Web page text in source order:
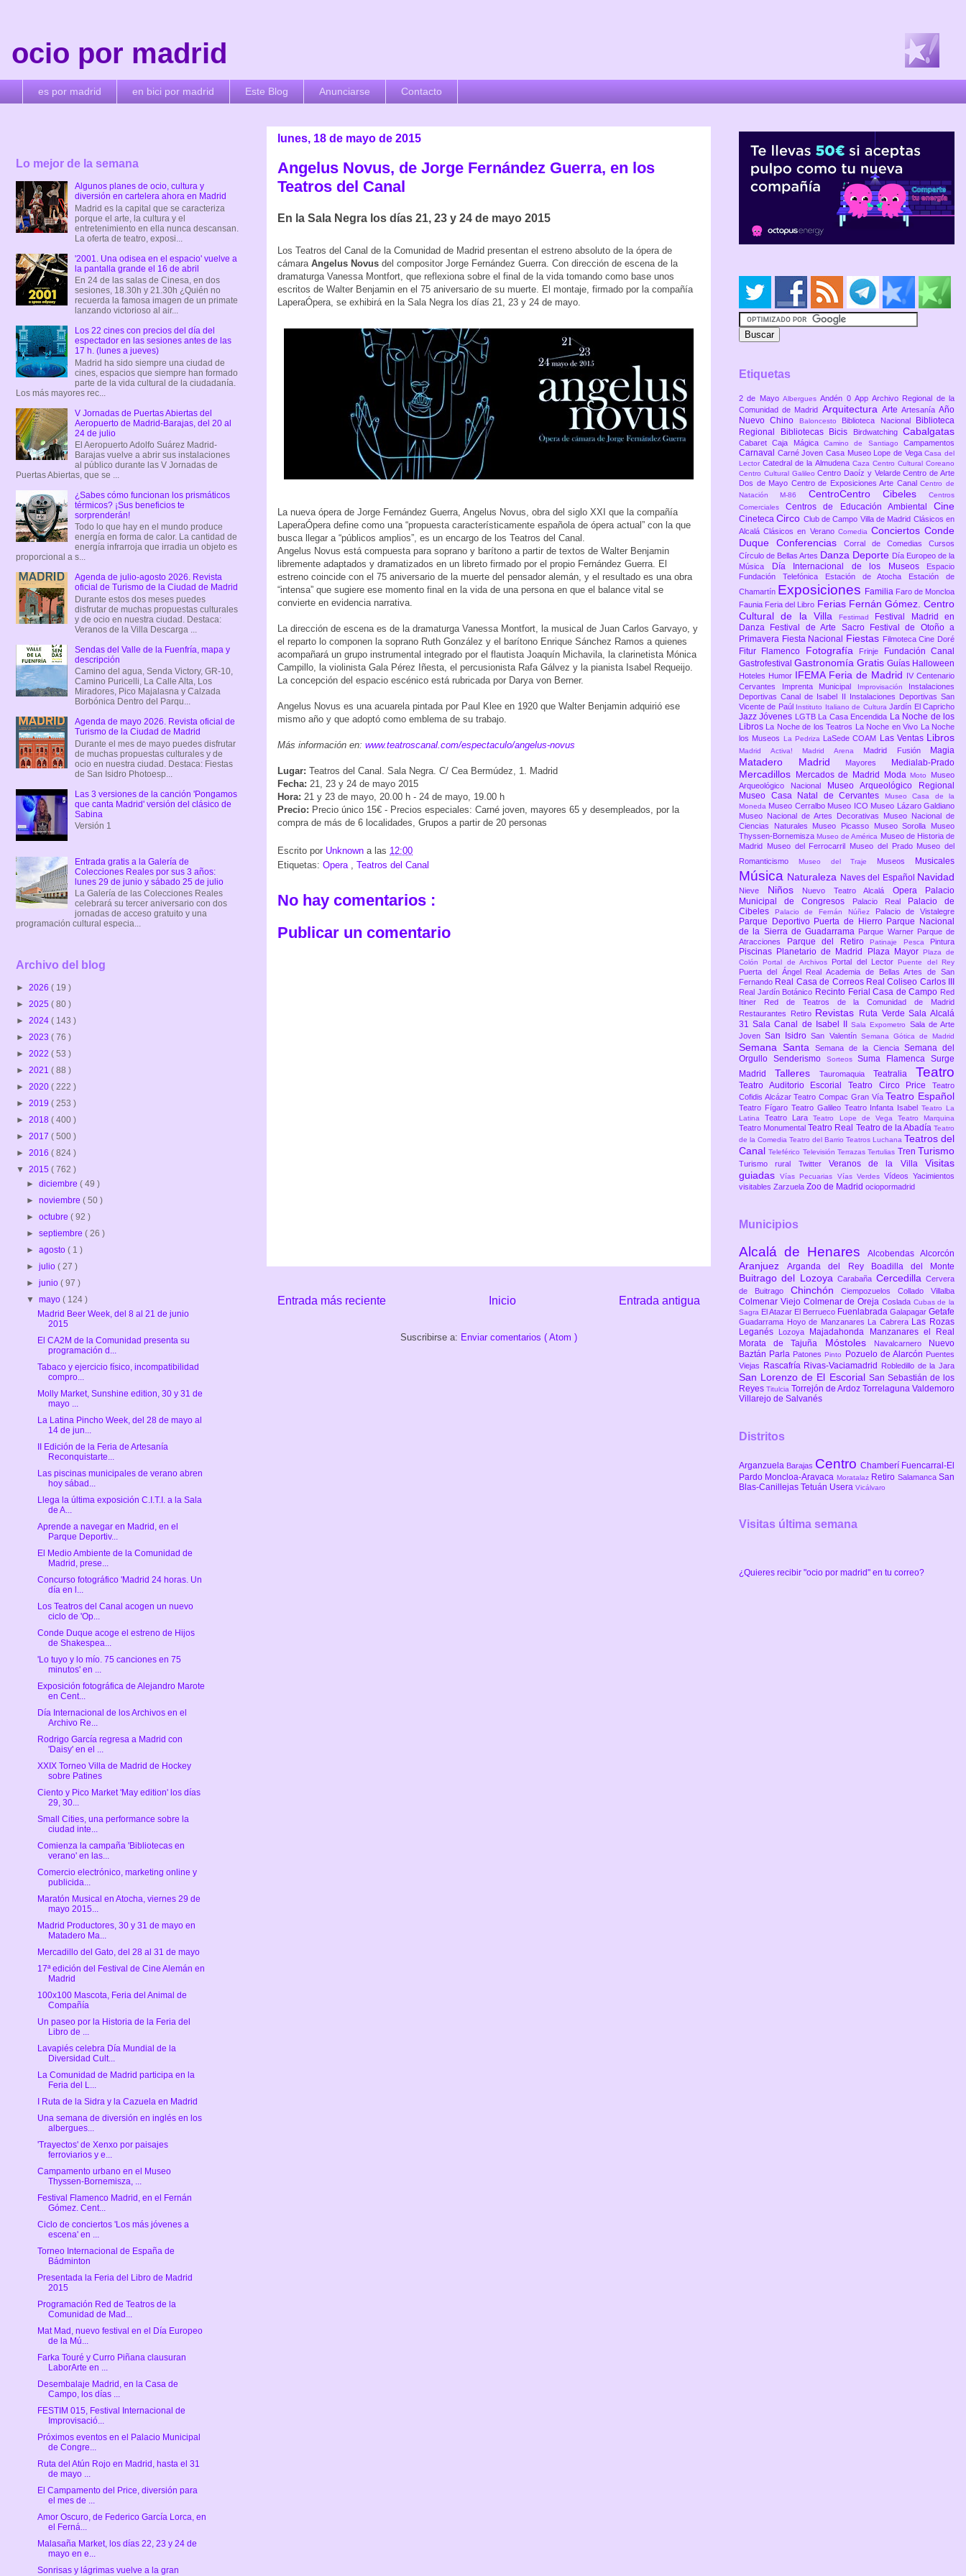
ocio por madrid
es por madrid en bici por madrid Este Blog Anunciarse Contacto
lunes, 18 de mayo de 2015
Angelus Novus, de Jorge Fernández Guerra, en los
Teatros del Canal
En la Sala Negra los días 21, 23 y 24 de mayo 2015
Los Teatros del Canal de la Comunidad de Madrid presentan el estreno absoluto de la ópera de
cámara Angelus Novus del compositor Jorge Fernández Guerra. Con dirección de escena de la
dramaturga Vanessa Montfort, que reflexiona sobre el final de la vida tomando como base unos
escritos de Walter Benjamin en el 75 aniversario de su muerte. El montaje, firmado por la compañía
LaperaÓpera, se exhibirá en la Sala Negra los días 21, 23 y 24 de mayo.
La nueva ópera de Jorge Fernández Guerra, Angelus Novus, obra del siglo XXI que la compañía
LaperaÓpera define como una “propuesta característicamente española de ópera actual” con la que
busca llegar a “públicos amplios”, es un encargo de los Teatros del Canal.
Angelus Novus está compuesta para soprano y barítono a partir de textos de Walter Benjamin
libremente adaptados y dramatizados en un libreto firmado por el propio Fernández Guerra. El
estreno coincide con el 75 aniversario de la muerte del pensador alemán, y el resultado es una obra
“intensa” que sugiere ese momento final en la vida de una persona en que el balance vital se
convierte en evidencia narrativa.
La dirección de escena es de la dramaturga Vanessa Montfort, la musical de Juan Carlos Garvayo, y
el reparto lo componen la soprano Ruth González y el barítono Enrique Sánchez Ramos a quienes
acompañará un grupo instrumental integrado por el flautista Joaquín Michavila, la clarinetista Mónica
Campillo, la violinista Gala Pérez Iñesta, el percusionista Rafa Gálvez y la pianista Isabel Requeijo.
La concepción del espacio escénico está rubricada por Darya von Berner.
Angelus Novus es una acuarela pintada por Paul Klee en 1920 que Walter Benjamin adquirió ese
mismo año y que adoptó como emblema de su trabajo.
Más información en: www.teatroscanal.com/espectaculo/angelus-novus
Lugar: Teatros del Canal. Sala Negra. C/ Cea Bermúdez, 1. Madrid
Fecha: 21, 23 y 24 de mayo 2015
Hora: 21 y 23 de mayo, 20.00 h - 24 de mayo, 19.00 h
Precio: Precio único 15€ - Precios especiales: Carné joven, mayores 65 y desempleados, por la
compra de más de 6 localidades, Grupos a partir de 20 personas
Escrito por Unknown a las 12:00
Etiquetas: Opera Teatros del Canal
No hay comentarios :
Publicar un comentario
Entrada más reciente Entrada antigua
Inicio
Suscribirse a: Enviar comentarios ( Atom )
Lo mejor de la semana
Algunos planes de ocio, cultura y
diversión en cartelera ahora en Madrid
Madrid es la capital que se caracteriza
porque el arte, la cultura y el
entretenimiento en ella nunca descansan.
La oferta de teatro, exposi...
'2001. Una odisea en el espacio' vuelve a
la pantalla grande el 16 de abril
En 24 de las salas de Cinesa, en dos
sesiones, 18.30h y 21.30h ¿Quién no
recuerda la famosa imagen de un primate
lanzando victorioso al air...
Los 22 cines con precios del día del
espectador en las sesiones antes de las
17 h. (lunes a jueves)
Madrid ha sido siempre una ciudad de
cines, espacios que siempre han formado
parte de la vida cultural de la ciudadanía.
Los más mayores rec...
V Jornadas de Puertas Abiertas del
Aeropuerto de Madrid-Barajas, del 20 al
24 de julio
El Aeropuerto Adolfo Suárez Madrid-
Barajas vuelve a abrir sus instalaciones
al público durante las V Jornadas de
Puertas Abiertas, que se ...
¿Sabes cómo funcionan los prismáticos
térmicos? ¡Sus beneficios te
sorprenderán!
Todo lo que hay en el mundo produce
energía en forma de calor. La cantidad de
energía infrarroja que irradia un objeto es
proporcional a s...
Agenda de julio-agosto 2026. Revista
oficial de Turismo de la Ciudad de Madrid
Durante estos dos meses puedes
disfrutar de muchas propuestas culturales
y de ocio en nuestra ciudad. Destaca:
Veranos de la Villa Descarga ...
Sendas del Valle de la Fuenfría, mapa y
descripción
Camino del agua, Senda Victory, GR-10,
Camino Puricelli, La Calle Alta, Los
Miradores, Pico Majalasna y Calzada
Borbónica Dentro del Parqu...
Agenda de mayo 2026. Revista oficial de
Turismo de la Ciudad de Madrid
Durante el mes de mayo puedes disfrutar
de muchas propuestas culturales y de
ocio en nuestra ciudad. Destaca: Fiestas
de San Isidro Photoesp...
Las 3 versiones de la canción 'Pongamos
que canta Madrid' versión del clásico de
Sabina
Versión 1
Entrada gratis a la Galería de
Colecciones Reales por sus 3 años:
lunes 29 de junio y sábado 25 de julio
La Galería de las Colecciones Reales
celebrará su tercer aniversario con dos
jornadas de acceso gratuito y una
programación cultural especia...
Archivo del blog
► 2026 ( 19 )
► 2025 ( 80 )
► 2024 ( 143 )
► 2023 ( 76 )
► 2022 ( 53 )
► 2021 ( 88 )
► 2020 ( 222 )
► 2019 ( 253 )
► 2018 ( 400 )
► 2017 ( 500 )
► 2016 ( 824 )
▼ 2015 ( 762 )
►diciembre( 49 )
►noviembre( 50 )
►octubre( 92 )
►septiembre( 26 )
►agosto( 1 )
►julio( 27 )
►junio( 97 )
▼mayo( 124 )
Madrid Beer Week, del 8 al 21 de junio
2015
El CA2M de la Comunidad presenta su
programación d...
Tabaco y ejercicio físico, incompatibilidad
compro...
Molly Market, ‎Sunshine‬ edition, 30 y 31 de
mayo ...
La Latina Pincho Week, del 28 de mayo al
14 de jun...
II Edición de la Feria de Artesanía
Reconquistarte...
Las piscinas municipales de verano abren
hoy sábad...
Llega la última exposición C.I.T.I. a la Sala
de A...
Aprende a navegar en Madrid, en el
Parque Deportiv...
El Medio Ambiente de la Comunidad de
Madrid, prese...
Concurso fotográfico 'Madrid 24 horas. Un
día en l...
Los Teatros del Canal acogen un nuevo
ciclo de 'Op...
Conde Duque acoge el estreno de Hijos
de Shakespea...
'Lo tuyo y lo mío. 75 canciones en 75
minutos' en ...
Exposición fotográfica de Alejandro Marote
en Cent...
Día Internacional de los Archivos en el
Archivo Re...
Rodrigo García regresa a Madrid con
'Daisy' en el ...
XXIX Torneo Villa de Madrid de Hockey
sobre Patines
Ciento y Pico Market 'May edition' los días
29, 30...
Small Cities, una performance sobre la
ciudad inte...
Comienza la campaña 'Bibliotecas en
verano' en las...
Comercio electrónico, marketing online y
publicida...
Maratón Musical en Atocha, viernes 29 de
mayo 2015...
Madrid Productores, 30 y 31 de mayo en
Matadero Ma...
Mercadillo del Gato, del 28 al 31 de mayo
17ª edición del Festival de Cine Alemán en
Madrid
100x100 Mascota, Feria del Animal de
Compañía
Un paseo por la Historia de la Feria del
Libro de ...
Lavapiés celebra Día Mundial de la
Diversidad Cult...
La Comunidad de Madrid participa en la
Feria del L...
I Ruta de la Sidra y la Cazuela en Madrid
Una semana de diversión en inglés en los
albergues...
'Trayectos' de Xenxo por paisajes
ferroviarios y e...
Campamento urbano en el Museo
Thyssen-Bornemisza, ...
Festival Flamenco Madrid, en el Fernán
Gómez. Cent...
Ciclo de conciertos 'Los más jóvenes a
escena' en ...
Torneo Internacional de España de
Bádminton
Presentada la Feria del Libro de Madrid
2015
Programación Red de Teatros de la
Comunidad de Mad...
Mat Mad, nuevo festival en el Día Europeo
de la Mú...
Farka Touré y Curro Piñana clausuran
LaborArte en ...
Desembalaje Madrid, en la Casa de
Campo, los días ...
FESTIM 015, Festival Internacional de
Improvisació...
Próximos eventos en el Palacio Municipal
de Congre...
Ruta del Atún Rojo en Madrid, hasta el 31
de mayo ...
El Campamento del Price, diversión para
el mes de ...
Amor Oscuro, de Federico García Lorca, en
el Ferná...
Malasaña Market, los días 22, 23 y 24 de
mayo en e...
Sonrisas y lágrimas vuelve a la gran
Etiquetas
2 de Mayo AlberguesAndén 0 AppArchivo Regional de la
Comunidad de Madrid Arquitectura Arte ArtesaníaAño
Nuevo Chino
Baloncesto Biblioteca Nacional
Biblioteca
Regional
Bibliotecas Bicis Birdwatching Cabalgatas
CabaretCaja MágicaCamino de SantiagoCampamentos
Carnaval Carné JovenCasa Museo Lope de VegaCasa del
LectorCatedral de la Almudena Caza Centro Cultural Coreano
Centro Cultural GalileoCentro Daoíz y VelardeCentro de Arte
Dos de Mayo Centro de Exposiciones Arte CanalCentro de
Natación M-86 CentroCentro Cibeles
Centros
ComercialesCentros de Educación AmbientalCine
CinetecaCirco Club de Campo Villa de Madrid Clásicos en
AlcaláClásicos en Verano Comedia ConciertosConde
Duque Conferencias Corral de Comedias Cursos
Círculo de Bellas Artes Danza Deporte Día Europeo de la
Música
Día Internacional de los Museos
Espacio
Fundación Telefónica
Estación de Atocha
Estación de
Chamartín Exposiciones Familia Faro de Moncloa
Faunia Feria del Libro Ferias Fernán Gómez. Centro
Cultural de la VillaFestimad
Festival Madrid en
Danza
Festival de Arte Sacro
Festival de Otoño a
Primavera Fiesta Nacional Fiestas Filmoteca Cine Doré
Fitur Flamenco Fotografía Frinje
Fundación Canal
Gastrofestival Gastronomía Gratis Guías Halloween
Hoteles Humor IFEMA Feria de Madrid
IV Centenario
Cervantes
Imprenta Municipal Improvisación
Instalaciones
Deportivas Canal de Isabel II
Instalaciones Deportivas San
Vicente de Paúl
Instituto Italiano de CulturaJardín El Capricho
JazzJóvenes LGTB La Casa Encendida La Noche de los
Libros
La Noche de los Teatros La Noche en Vivo
La Noche
los Museos
La Pedriza LaSede COAM Las Ventas Libros
Madrid Activa! Madrid Arena Madrid Fusión Magia
Matadero Madrid Mayores Medialab-Prado
Mercadillos Mercados de Madrid ModaMoto Museo
Arqueológico Nacional
Museo Arqueológico Regional
Museo Casa Natal de Cervantes
Museo Casa de la
Moneda Museo Cerralbo Museo ICO Museo Lázaro Galdiano
Museo Nacional de Artes Decorativas Museo Nacional de
Ciencias Naturales Museo Picasso Museo Sorolla Museo
Thyssen-BornemiszaMuseo de América Museo de Historia de
Madrid
Museo del Ferrocarril Museo del Prado Museo del
Romanticismo
Museo del Traje Museos Musicales
Música Naturaleza Naves del Español Navidad
Nieve Niños Nuevo Teatro Alcalá Opera
Palacio
Municipal de Congresos
Palacio Real
Palacio de
Cibeles
Palacio de Fernán Núñez Palacio de Vistalegre
Parque Deportivo Puerta de Hierro Parque Nacional
de la Sierra de Guadarrama Parque Warner Parque de
Atracciones
Parque del Retiro Patinaje Pesca Pintura
Piscinas Planetario de Madrid Plaza Mayor
Plaza de
Colón Portal de Archivos Portal del LectorPuente del Rey
Puerta del Ángel
Real Academia de Bellas Artes de San
Fernando Real Casa de Correos Real Coliseo Carlos III
Real Jardín Botánico Recinto Ferial Casa de Campo Red
Itiner
Red de Teatros de la Comunidad de Madrid
Restaurantes
Retiro Revistas Ruta VerdeSala Alcalá
31Sala Canal de Isabel IISala Expometro Sala de Arte
JovenSan IsidroSan Valentín Semana Gótica de Madrid
Semana Santa Semana de la Ciencia Semana del
Orgullo Senderismo SorteosSuma FlamencaSurge
Madrid Talleres Tauromaquia Teatralia Teatro
Teatro Auditorio Escorial Teatro Circo Price Teatro
Cofidis AlcázarTeatro Compac Gran Vía Teatro Español
Teatro Fígaro Teatro Galileo Teatro Infanta IsabelTeatro La
Latina Teatro LaraTeatro Lope de Vega Teatro Marquina
Teatro Monumental Teatro Real Teatro de la Abadía Teatro
de la Comedia Teatro del Barrio Teatros Luchana Teatros del
CanalTeleférico TelevisiónTerrazasTertulias Tren Turismo
Turismo rural Twitter Veranos de la VillaVisitas
guiadasVías Pecuarias Vías Verdes VídeosYacimientos
visitables Zarzuela Zoo de Madrid ociopormadrid
Municipios
Alcalá de Henares Alcobendas Alcorcón
AranjuezArganda del Rey Boadilla del Monte
Buitrago del LozoyaCarabaña CercedillaCervera
de Buitrago ChinchónCiempozuelosCollado Villalba
Colmenar Viejo Colmenar de Oreja Coslada Cubas de la
Sagra El Atazar El Berrueco Fuenlabrada Galapagar Getafe
Guadarrama Hoyo de Manzanares La Cabrera Las Rozas
Leganés
Lozoya Majadahonda
Manzanares el Real
Morata de Tajuña Móstoles Navalcarnero
Nuevo
Baztán Parla PatonesPinto Pozuelo de Alarcón Puentes
Viejas
Rascafría Rivas-Vaciamadrid Robledillo de la Jara
San Lorenzo de El Escorial San Sebastián de los
Reyes Titulcia Torrejón de Ardoz Torrelaguna Valdemoro
Villarejo de Salvanés
Distritos
Arganzuela Barajas Centro Chamberí Fuencarral-El
Pardo Moncloa-Aravaca Moratalaz Retiro SalamancaSan
Blas-Canillejas Tetuán Usera Vicálvaro
Visitas última semana
¿Quieres recibir "ocio por madrid" en tu correo?